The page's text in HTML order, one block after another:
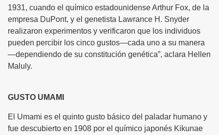
1931, cuando el químico estadounidense Arthur Fox, de la
empresa DuPont, y el genetista Lawrance H. Snyder
realizaron experimentos y verificaron que los individuos
pueden percibir los cinco gustos—cada uno a su manera
—dependiendo de su constitución genética”, aclara Hellen
Maluly.
GUSTO UMAMI
El Umami es el quinto gusto básico del paladar humano y
fue descubierto en 1908 por el químico japonés Kikunae